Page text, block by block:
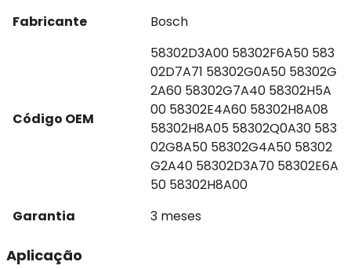
Fabricante
Bosch
Código OEM
58302D3A00 58302F6A50 583
02D7A71 58302G0A50 58302G
2A60 58302G7A40 58302H5A
00 58302E4A60 58302H8A08
58302H8A05 58302Q0A30 583
02G8A50 58302G4A50 58302
G2A40 58302D3A70 58302E6A
50 58302H8A00
Garantia
3 meses
Aplicação